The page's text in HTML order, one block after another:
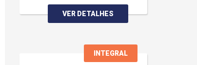
VER DETALHES
INTEGRAL